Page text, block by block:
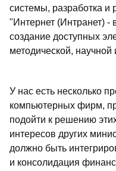
системы, разработка и
"Интернет (Интранет) -
создание доступных
методической,
У нас есть несколько
компьютерных фирм,
подойти к решению
интересов других
должно быть
и консолидация